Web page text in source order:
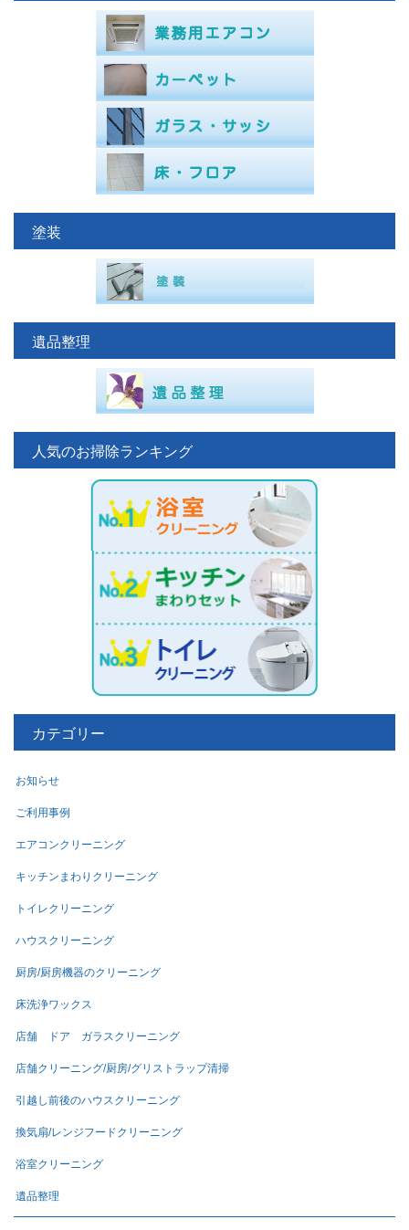
塗装
遺品整理
人気のお掃除ランキング
カテゴリー
お知らせ
ご利用事例
エアコンクリーニング
キッチンまわりクリーニング
トイレクリーニング
ハウスクリーニング
厨房/厨房機器のクリーニング
床洗浄ワックス
店舗 ドア ガラスクリーニング
店舗クリーニング/厨房/グリストラップ清掃
引越し前後のハウスクリーニング
換気扇/レンジフードクリーニング
浴室クリーニング
遺品整理